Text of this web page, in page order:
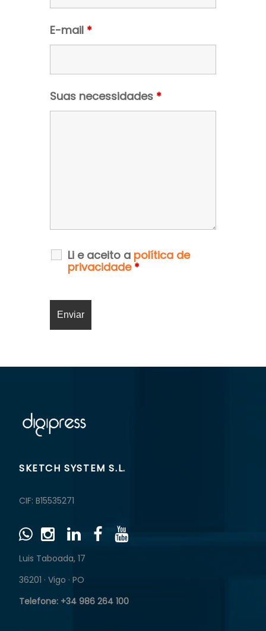
E-mail *
Suas necessidades *
Li e aceito a política de
privacidade*
SKETCH SYSTEM S.L.
CIF: B15535271
Luis Taboada, 17
36201 · Vigo · PO
Telefone: +34 986 264 100